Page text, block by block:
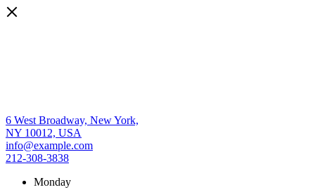
6 West Broadway, New York,
NY 10012, USA
info@example.com
212-308-3838
Monday